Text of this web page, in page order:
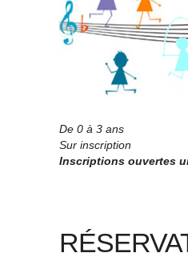
De 0 à 3 ans
Sur inscription
Inscriptions ouvertes